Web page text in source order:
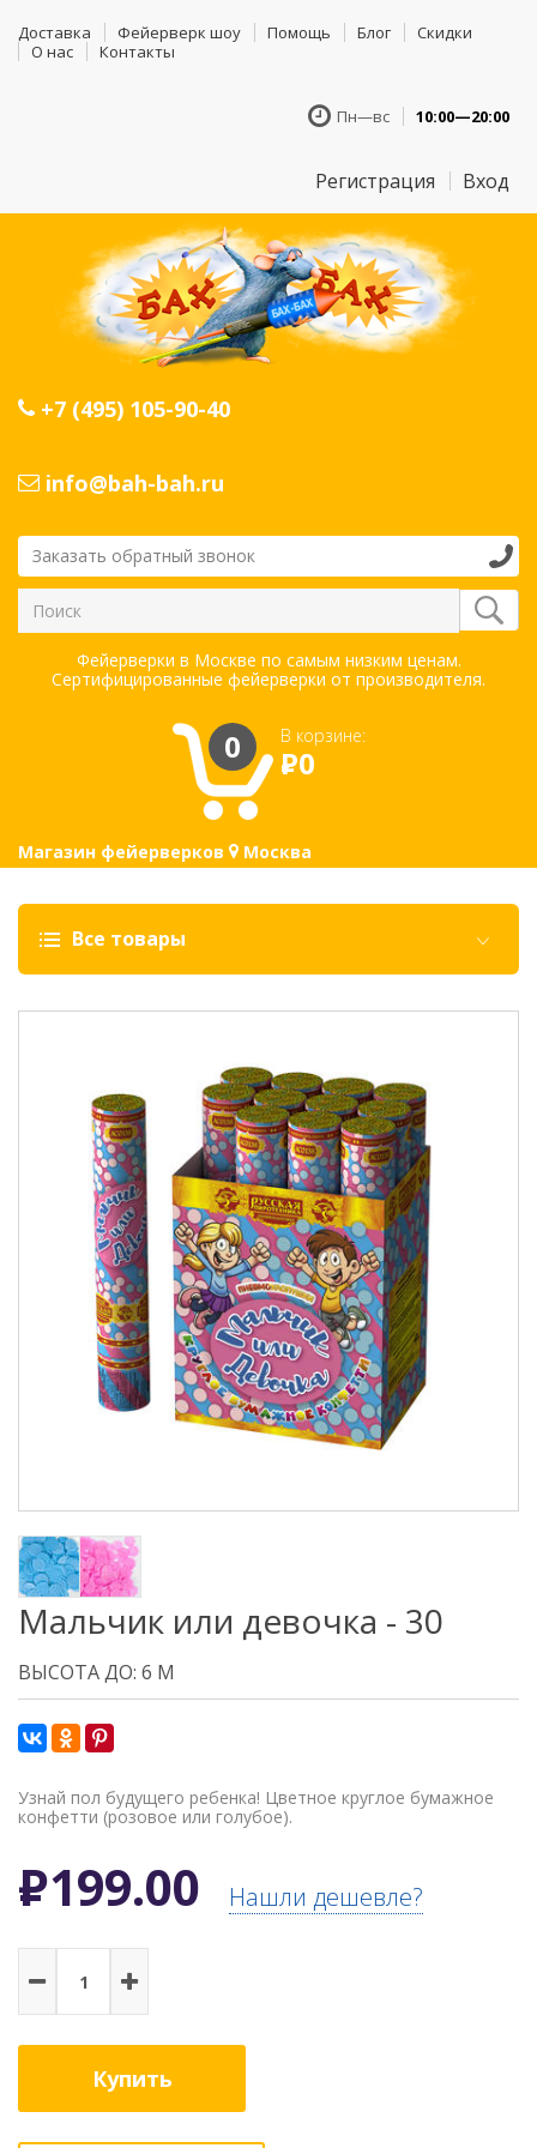
Доставка Фейерверк шоу Помощь Блог
Скидки
О нас
Контакты
Пн—вс 10:00—20:00
Регистрация Вход
+7 (495) 105-90-40
info@bah-bah.ru
Заказать обратный звонок
Фейерверки в Москве по самым низким ценам.
Сертифицированные фейерверки от производителя.
0 В корзине:
Р0
Магазин фейерверков Москва
Все товары
Мальчик или девочка - 30
ВЫСОТА ДО: 6 М
Узнай пол будущего ребенка! Цветное круглое бумажное
конфетти (розовое или голубое).
Р199.00 Нашли дешевле?
Купить